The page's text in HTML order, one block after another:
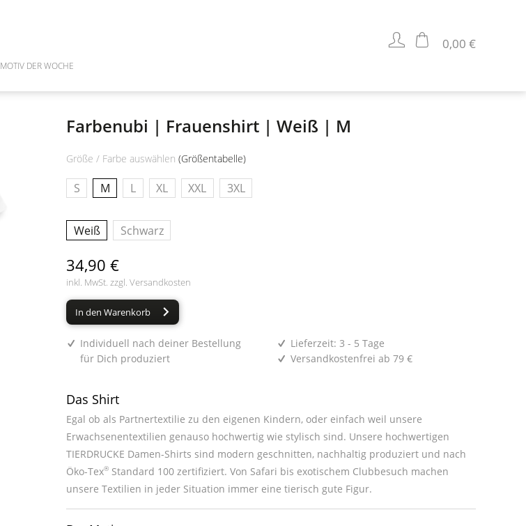
MOTIV DER WOCHE
0,00 €
Farbenubi | Frauenshirt | Weiß | M
Größe / Farbe auswählen (Größentabelle)
S M L XL XXL 3XL
Weiß Schwarz
34,90 €
inkl. MwSt. zzgl. Versandkosten
In den Warenkorb
Individuell nach deiner Bestellung
für Dich produziert
Lieferzeit: 3 - 5 Tage
Versandkostenfrei ab 79 €
Das Shirt
Egal ob als Partnertextilie zu den eigenen Kindern, oder einfach weil unsere
Erwachsenentextilien genauso hochwertig wie stylisch sind. Unsere hochwertigen
TIERDRUCKE Damen-Shirts sind modern geschnitten, nachhaltig produziert und nach
Öko-Tex® Standard 100 zertifiziert. Von Safari bis exotischem Clubbesuch machen
unsere Textilien in jeder Situation immer eine tierisch gute Figur.